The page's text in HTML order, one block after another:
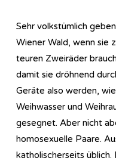
Sehr volkstümlich
Wiener Wald, wenn sie
teuren Zweiräder
damit sie dröhnend
Geräte also werden,
Weihwasser und
gesegnet. Aber nicht
homosexuelle Paare.
katholischerseits üblich.